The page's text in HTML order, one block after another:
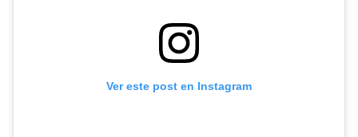
Ver este post en Instagram